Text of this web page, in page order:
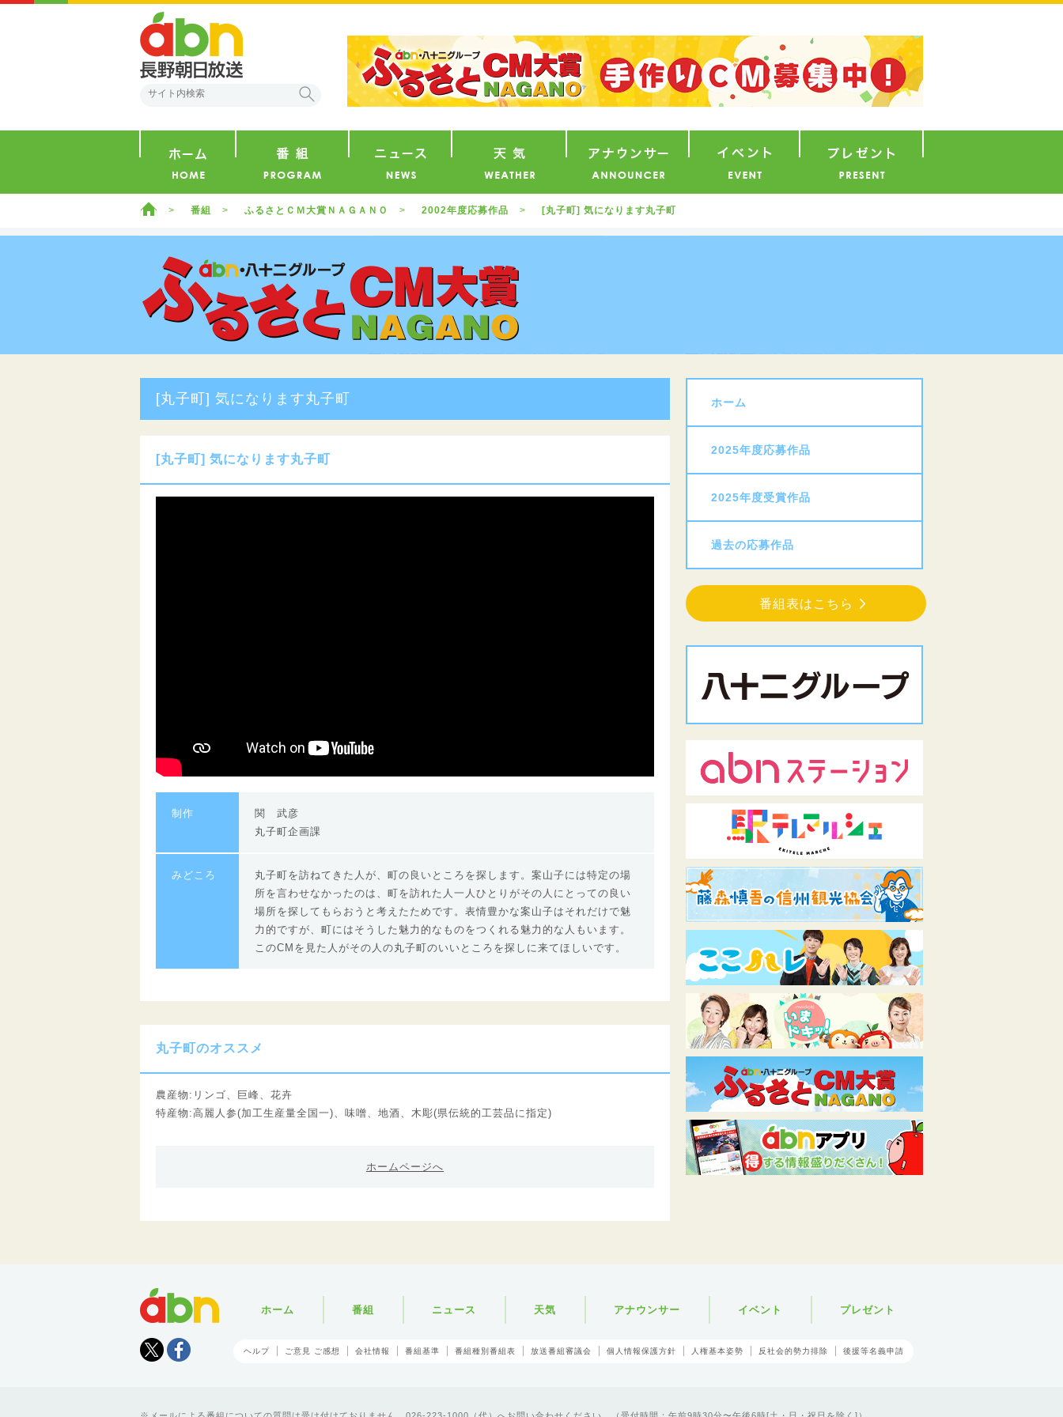
ホーム 番組 ふるさとＣＭ大賞ＮＡＧＡＮＯ 2002年度応募作品 [丸子町] 気になります丸子町
[丸子町] 気になります丸子町
[丸子町] 気になります丸子町
制作
関 武彦
丸子町企画課
みどころ
丸子町を訪ねてきた人が、町の良いところを探します。案山子には特定の場
所を言わせなかったのは、町を訪れた人一人ひとりがその人にとっての良い
場所を探してもらおうと考えたためです。表情豊かな案山子はそれだけで魅
力的ですが、町にはそうした魅力的なものをつくれる魅力的な人もいます。
このCMを見た人がその人の丸子町のいいところを探しに来てほしいです。
丸子町のオススメ
農産物:リンゴ、巨峰、花卉
特産物:高麗人参(加工生産量全国一)、味噌、地酒、木彫(県伝統的工芸品に指定)
ホームページへ
ホーム
2025年度応募作品
2025年度受賞作品
過去の応募作品
番組表はこちら
Tweet
ホーム 番組 ニュース 天気 アナウンサー イベント プレゼント
ヘルプ ご意見 ご感想 会社情報 番組基準 番組種別番組表 放送番組審議会 個人情報保護方針 人権基本姿勢 反社会的勢力排除 後援等名義申請